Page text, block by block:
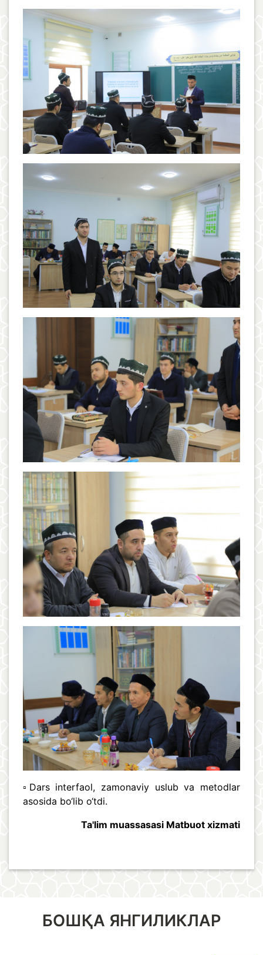
▫️Dars interfaol, zamonaviy uslub va metodlar
asosida bo‘lib o‘tdi.
Ta'lim muassasasi Matbuot xizmati
БОШҚА ЯНГИЛИКЛАР